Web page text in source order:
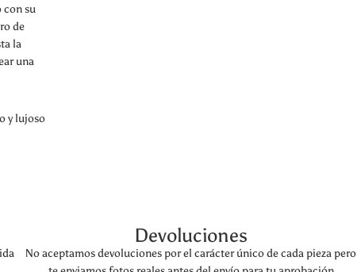
con su
de
la
una
y lujoso
Devoluciones
No aceptamos devoluciones por el carácter único de cada pieza pero